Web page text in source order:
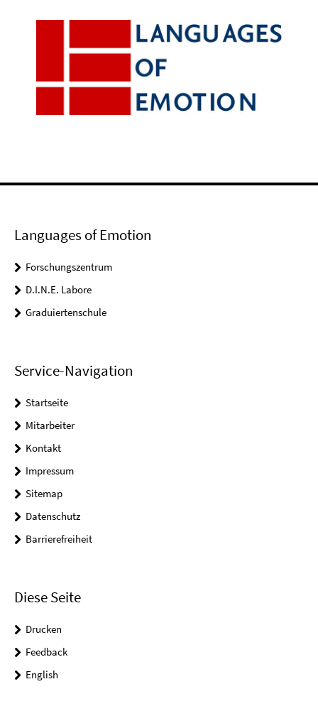
Languages of Emotion
Forschungszentrum
D.I.N.E. Labore
Graduiertenschule
Service-Navigation
Startseite
Mitarbeiter
Kontakt
Impressum
Sitemap
Datenschutz
Barrierefreiheit
Diese Seite
Drucken
Feedback
English